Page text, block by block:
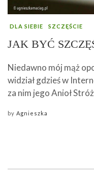
DLA SIEBIE SZCZĘŚCIE
JAK BYĆ
Niedawno mój mąż
widział gdzieś w
za nim jego Anioł
by Agnieszka